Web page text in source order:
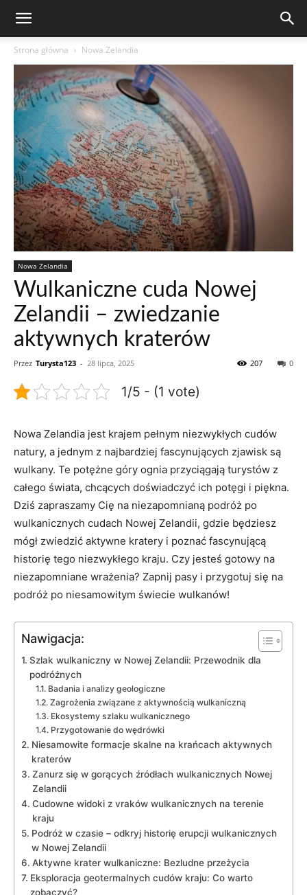
Strona główna Nowa Zelandia
Nowa Zelandia
Wulkaniczne cuda Nowej
Zelandii – zwiedzanie
aktywnych kraterów
Przez Turysta123 - 28 lipca, 2025 0
207
1/5 - (1 vote)
Nowa⁣ Zelandia⁢ jest krajem ⁣pełnym⁢ niezwykłych cudów
natury, a‍ jednym z najbardziej⁤ fascynujących zjawisk są
⁢wulkany. Te potężne góry ognia przyciągają turystów z
całego świata, chcących doświadczyć ich potęgi i piękna.
Dziś ‍zapraszamy Cię ⁣na niezapomnianą podróż ⁢po‌
wulkanicznych cudach Nowej Zelandii, ⁣gdzie będziesz⁢
mógł zwiedzić aktywne kratery i poznać fascynującą ​
historię tego niezwykłego​ kraju. Czy jesteś gotowy na
niezapomniane⁣ wrażenia? Zapnij pasy i przygotuj się na
podróż po niesamowitym świecie wulkanów!
Nawigacja:
Szlak wulkaniczny w Nowej Zelandii: Przewodnik dla⁤
podróżnych
Badania i ⁤analizy geologiczne
Zagrożenia związane z ​aktywnością wulkaniczną
Ekosystemy szlaku wulkanicznego
Przygotowanie do ‌wędrówki
Niesamowite ​formacje​ skalne na krańcach aktywnych
kraterów
Zanurz się w gorących źródłach wulkanicznych‍ Nowej⁤
Zelandii
Cudowne widoki z vraków wulkanicznych na terenie
kraju
Podróż w​ czasie – odkryj historię erupcji⁤ wulkanicznych
w Nowej Zelandii
Aktywne krater wulkaniczne: Bezludne przeżycia
Eksploracja geotermalnych cudów kraju: Co warto
zobaczyć?